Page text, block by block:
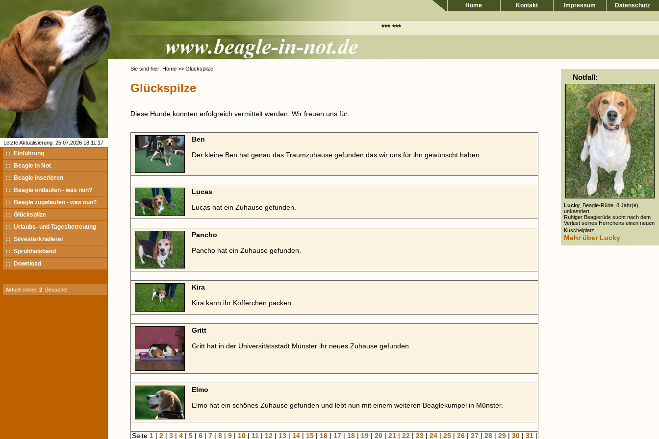
Letzte Aktualisierung: 25.07.2026 18:11:17
: : Einführung
: : Beagle in Not
: : Beagle inserieren
: : Beagle entlaufen - was nun?
: : Beagle zugelaufen - was nun?
: : Glückspilze
: : Urlaubs- und Tagesbetreuung
: : Silvesterknallerei
: : Sprühhalsband
: : Download
Aktuell online: 2 Besucher
Home Kontakt Impressum Datenschutz
*** ***
Sie sind hier: Home >> Glückspilze
Glückspilze
Diese Hunde konnten erfolgreich vermittelt werden. Wir freuen uns für:
Ben
Der kleine Ben hat genau das Traumzuhause gefunden das wir uns für ihn gewünscht haben.
Lucas
Lucas hat ein Zuhause gefunden.
Pancho
Pancho hat ein Zuhause gefunden.
Kira
Kira kann ihr Köfferchen packen.
Gritt
Gritt hat in der Universitätsstadt Münster ihr neues Zuhause gefunden
Elmo
Elmo hat ein schönes Zuhause gefunden und lebt nun mit einem weiteren Beaglekumpel in Münster.
Seite 1| 2| 3| 4| 5| 6| 7| 8| 9| 10| 11| 12| 13| 14| 15| 16| 17| 18| 19| 20| 21| 22| 23| 24| 25| 26| 27| 28| 29| 30| 31|
Notfall:
Lucky , Beagle-Rüde, 8 Jahr(e),
unkastriert
Ruhiger Beaglerüde sucht nach dem
Verlust seines Herrchens einen neuen
Kuschelplatz
Mehr über Lucky